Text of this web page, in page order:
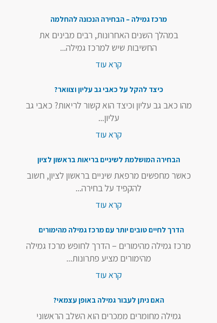
מרכז גמילה – הבחירה הנכונה להחלמה
במהלך השנים האחרונות, רבים מבינים את
החשיבות שיש למרכז גמילה...
קרא עוד
כיצד להקל על כאבי גב עליון וצוואר?
מהו כאב גב עליון וכיצד הוא קשור לריאות? כאבי גב
עליון...
קרא עוד
הבחירה המושלמת לשיניים בריאות בראשון לציון
כאשר מחפשים מרפאת שיניים בראשון לציון, חשוב
להקפיד על בחירה...
קרא עוד
הדרך לחיים טובים יותר עם מרכז גמילה מהימורים
מרכז גמילה מהימורים – הדרך לחופש מרכז גמילה
מהימורים מציע פתרונות...
קרא עוד
האם ניתן לעבור גמילה באופן עצמאי?
גמילה מחומרים ממכרים הוא השלב הראשוני